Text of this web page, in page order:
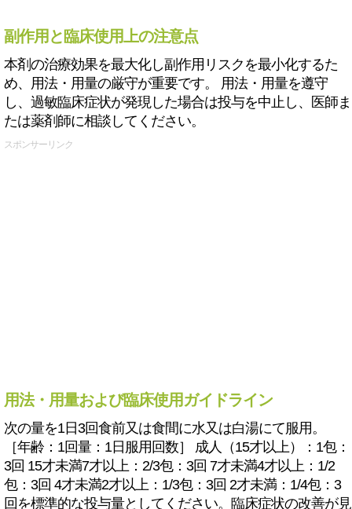
副作用と臨床使用上の注意点
本剤の治療効果を最大化し副作用リスクを最小化するた
め、用法・用量の厳守が重要です。 用法・用量を遵守
し、過敏臨床症状が発現した場合は投与を中止し、医師ま
たは薬剤師に相談してください。
スポンサーリンク
用法・用量および臨床使用ガイドライン
次の量を1日3回食前又は食間に水又は白湯にて服用。
［年齢：1回量：1日服用回数］ 成人（15才以上）：1包：
3回 15才未満7才以上：2/3包：3回 7才未満4才以上：1/2
包：3回 4才未満2才以上：1/3包：3回 2才未満：1/4包：3
回を標準的な投与量としてください。臨床症状の改善が見